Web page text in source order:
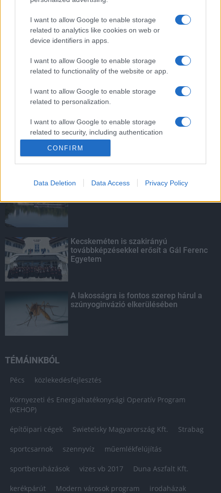
I want to allow Google to enable storage
related to analytics like cookies on web or
device identifiers in apps.
I want to allow Google to enable storage
related to functionality of the website or app.
I want to allow Google to enable storage
related to personalization.
I want to allow Google to enable storage
related to security, including authentication
functionality and fraud prevention, and other
user protection.
CONFIRM
Data Deletion Data Access Privacy Policy
foci-Eb jegyeire
mentettek a sásdi tűzoltók
A közgyűlés kiáll a Dráva védelme
Megérkezett az eső a Duna
Kecskeméten is szakirányú
továbbképzésekkel erősít a Gál Ferenc
Egyetem
A lakosságra is fontos szerep hárul a
szúnyoginvázió elkerülésében
TÉMÁINKBÓL
Pécs közlekedésfejlesztés
Környezeti és Energiahatékonysági Operatív Program
(KEHOP)
építőipari cégek Swietelsky Magyarország Kft. Strabag
sportcsarnok szennyvíz műemlékfelújítás
sportberuházások vizes vb 2017 Duna Aszfalt Kft.
kerékpárút Modern városok program irodaházak